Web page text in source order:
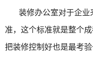
装修办公室对于企业
准，这个标准就是整个
把装修控制好也是最考